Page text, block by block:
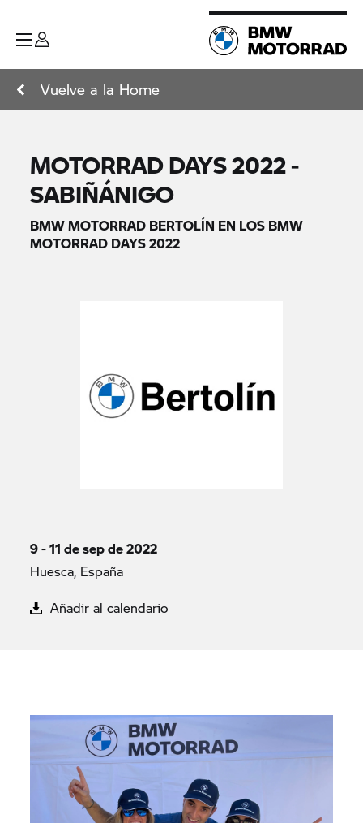
Vuelve a la Home
MOTORRAD DAYS 2022 -
SABIÑÁNIGO
BMW MOTORRAD BERTOLÍN EN LOS BMW
MOTORRAD DAYS 2022
9 - 11 de sep de 2022
Huesca, España
Añadir al calendario